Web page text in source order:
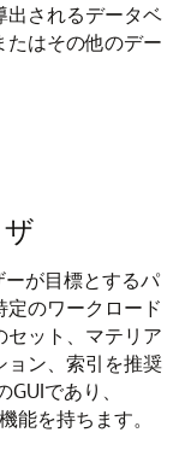
出されるデータベ
たはその他のデー
が目標とするパ
のワークロード
セット、マテリア
ョン、索引を推奨
であり、
能を持ちます。